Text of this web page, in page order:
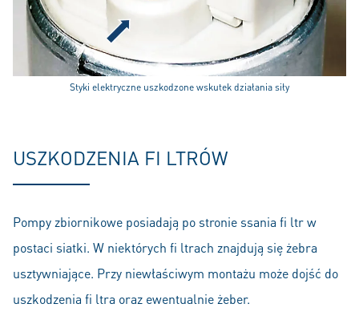
Styki elektryczne uszkodzone wskutek działania siły
USZKODZENIA FI LTRÓW
Pompy zbiornikowe posiadają po stronie ssania fi ltr w
postaci siatki. W niektórych fi ltrach znajdują się żebra
usztywniające. Przy niewłaściwym montażu może dojść do
uszkodzenia fi ltra oraz ewentualnie żeber.